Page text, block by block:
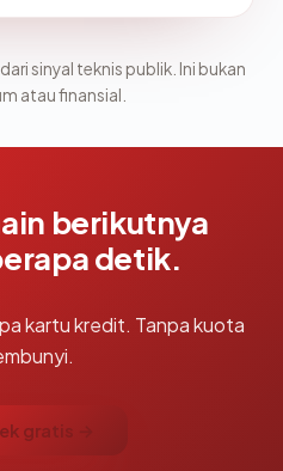
sinyal teknis publik. Ini bukan
atau finansial.
berikutnya
detik.
kartu kredit. Tanpa kuota
gratis →